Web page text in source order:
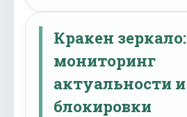
Кракен зеркало:
мониторинг
актуальности и
блокировки